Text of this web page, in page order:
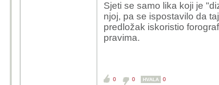
Sjeti se samo lika koji je
njoj, pa se ispostavilo da
predložak iskoristio
pravima.
0 0 HVALA 0